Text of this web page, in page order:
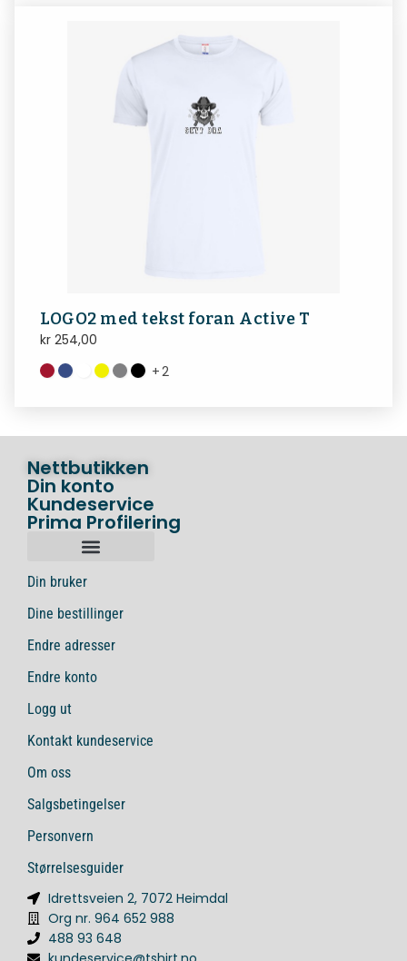
LOGO2 med tekst foran Active T
kr 254,00
+2
Nettbutikken
Din konto
Kundeservice
Prima Profilering
Din bruker
Dine bestillinger
Endre adresser
Endre konto
Logg ut
Kontakt kundeservice
Om oss
Salgsbetingelser
Personvern
Størrelsesguider
Idrettsveien 2, 7072 Heimdal
Org nr. 964 652 988
488 93 648